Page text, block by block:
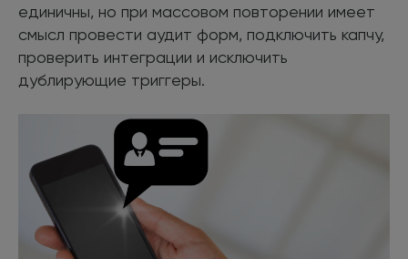
единичны, но при массовом повторении имеет
смысл провести аудит форм, подключить капчу,
проверить интеграции и исключить
дублирующие триггеры.